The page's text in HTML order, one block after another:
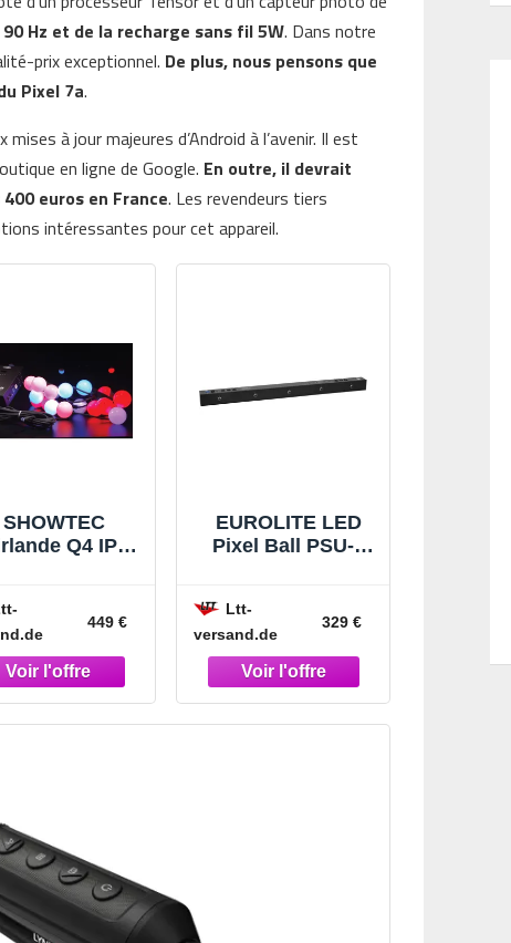
Hz et de la recharge sans fil 5W. Dans notre
prix exceptionnel. De plus, nous pensons que
Pixel 7a.
à jour majeures d’Android à l’avenir. Il est
en ligne de Google. En outre, il devrait
euros en France. Les revendeurs tiers
intéressantes pour cet appareil.
SHOWTEC
Q4 IP65
Guirlandes
lumineuses
449 €
EUROLITE LED
Pixel Ball PSU-5
lumineuses
Ltt-
versand.de
329 €